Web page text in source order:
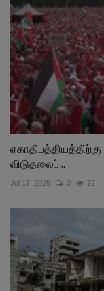
விடுதலைப்...
Jul 17, 2025 0 72